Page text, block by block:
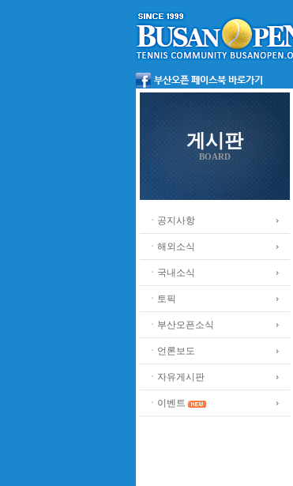
게시판
BOARD
ㆍ공지사항
ㆍ해외소식
ㆍ국내소식
ㆍ토픽
ㆍ부산오픈소식
ㆍ언론보도
ㆍ자유게시판
ㆍ이벤트